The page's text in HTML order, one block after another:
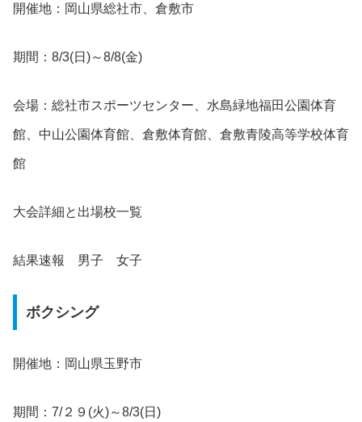
開催地：岡山県総社市、倉敷市
期間：8/3(日)～8/8(金)
会場：総社市スポーツセンター、水島緑地福田公園体育
館、中山公園体育館、倉敷体育館、倉敷青陵高等学校体育
館
大会詳細と出場校一覧
結果速報 男子 女子
ボクシング
開催地：岡山県玉野市
期間：7/２９(火)～8/3(日)